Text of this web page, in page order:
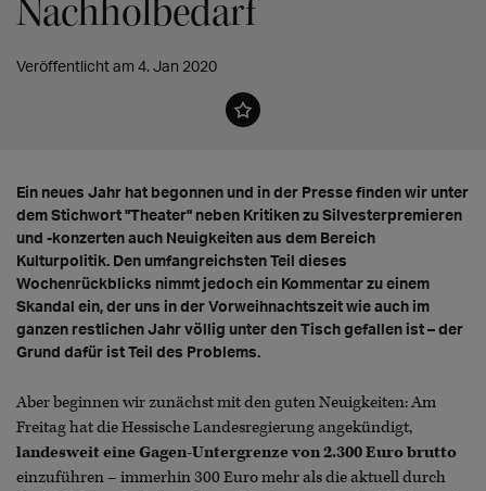
Nachholbedarf
Veröffentlicht am 4. Jan 2020
Ein neues Jahr hat begonnen und in der Presse finden wir unter
dem Stichwort "Theater" neben Kritiken zu Silvesterpremieren
und -konzerten auch Neuigkeiten aus dem Bereich
Kulturpolitik. Den umfangreichsten Teil dieses
Wochenrückblicks nimmt jedoch ein Kommentar zu einem
Skandal ein, der uns in der Vorweihnachtszeit wie auch im
ganzen restlichen Jahr völlig unter den Tisch gefallen ist – der
Grund dafür ist Teil des Problems.
Aber beginnen wir zunächst mit den guten Neuigkeiten: Am
Freitag hat die Hessische Landesregierung angekündigt,
landesweit eine Gagen-Untergrenze von 2.300 Euro brutto
einzuführen – immerhin 300 Euro mehr als die aktuell durch